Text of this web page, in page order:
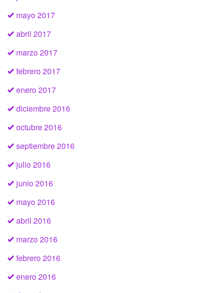
mayo 2017
abril 2017
marzo 2017
febrero 2017
enero 2017
diciembre 2016
octubre 2016
septiembre 2016
julio 2016
junio 2016
mayo 2016
abril 2016
marzo 2016
febrero 2016
enero 2016